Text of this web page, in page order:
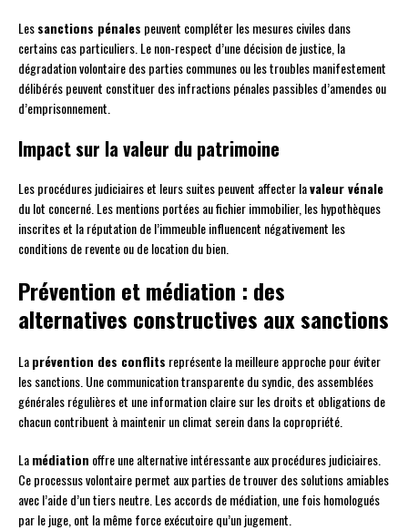
Lessanctions pénales peuvent compléter les mesures civiles dans
certains cas particuliers. Le non-respect d’une décision de justice, la
dégradation volontaire des parties communes ou les troubles manifestement
délibérés peuvent constituer des infractions pénales passibles d’amendes ou
d’emprisonnement.
Impact sur la valeur du patrimoine
Les procédures judiciaires et leurs suites peuvent affecter lavaleur vénale
du lot concerné. Les mentions portées au fichier immobilier, les hypothèques
inscrites et la réputation de l’immeuble influencent négativement les
conditions de revente ou de location du bien.
Prévention et médiation : des
alternatives constructives aux sanctions
Laprévention des conflits représente la meilleure approche pour éviter
les sanctions. Une communication transparente du syndic, des assemblées
générales régulières et une information claire sur les droits et obligations de
chacun contribuent à maintenir un climat serein dans la copropriété.
Lamédiation offre une alternative intéressante aux procédures judiciaires.
Ce processus volontaire permet aux parties de trouver des solutions amiables
avec l’aide d’un tiers neutre. Les accords de médiation, une fois homologués
par le juge, ont la même force exécutoire qu’un jugement.